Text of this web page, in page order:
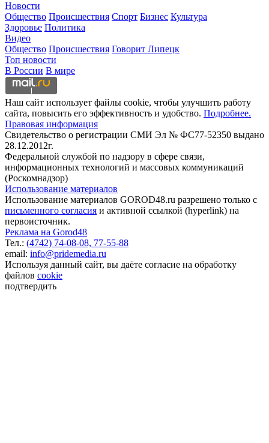
Новости
Общество Происшествия Спорт Бизнес Культура
Здоровье Политика
Видео
Общество Происшествия Говорит Липецк
Топ новости
В России В мире
Наш сайт использует файлы cookie, чтобы улучшить работу
сайта, повысить его эффективность и удобство. Подробнее.
Правовая информация
Свидетельство о регистрации СМИ Эл № ФС77-52350 выдано
28.12.2012г.
Федеральной службой по надзору в сфере связи,
информационных технологий и массовых коммуникаций
(Роскомнадзор)
Использование материалов
Использование материалов GOROD48.ru разрешено только с
письменного согласия и активной ссылкой (hyperlink) на
первоисточник.
Реклама на Gorod48
Тел.: (4742) 74-08-08, 77-55-88
email: info@pridemedia.ru
Используя данный сайт, вы даёте согласие на обработку
файлов cookie
подтвердить